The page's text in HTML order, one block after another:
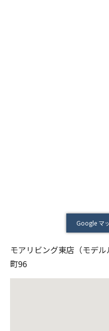
Google マ
モアリビング東店（モデ
町96